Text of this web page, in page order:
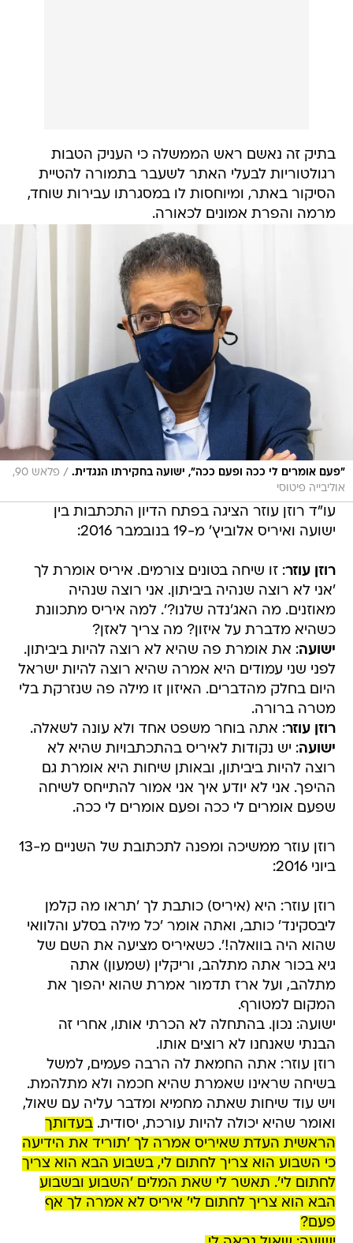
בתיק זה נאשם ראש הממשלה כי העניק הטבות
רגולטוריות לבעלי האתר לשעבר בתמורה להטיית
הסיקור באתר, ומיוחסות לו במסגרתו עבירות שוחד,
מרמה והפרת אמונים לכאורה.
"פעם אומרים לי ככה ופעם ככה", ישועה בחקירתו הנגדית. /
פלאש 90,
אוליבייה פיטוסי
עו"ד רוזן עוזר הציגה בפתח הדיון התכתבות בין
ישועה ואיריס אלוביץ' מ-19 בנובמבר 2016:
רוזן עוזר: זו שיחה בטונים צורמים. איריס אומרת לך
'אני לא רוצה שנהיה ביביתון. אני רוצה שנהיה
מאוזנים. מה האג'נדה שלנו?'. למה איריס מתכוונת
כשהיא מדברת על איזון? מה צריך לאזן?
ישועה: את אומרת פה שהיא לא רוצה להיות ביביתון.
לפני שני עמודים היא אמרה שהיא רוצה להיות ישראל
היום בחלק מהדברים. האיזון זו מילה פה שנזרקת בלי
מטרה ברורה.
רוזן עוזר: אתה בוחר משפט אחד ולא עונה לשאלה.
ישועה: יש נקודות לאיריס בהתכתבויות שהיא לא
רוצה להיות ביביתון, ובאותן שיחות היא אומרת גם
ההיפך. אני לא יודע איך אני אמור להתייחס לשיחה
שפעם אומרים לי ככה ופעם אומרים לי ככה.
רוזן עוזר ממשיכה ומפנה לתכתובת של השניים מ-13
ביוני 2016:
רוזן עוזר: היא (איריס) כותבת לך 'תראו מה קלמן
ליבסקינד' כותב, ואתה אומר 'כל מילה בסלע והלוואי
שהוא היה בוואלה!'. כשאיריס מציעה את השם של
גיא בכור אתה מתלהב, וריקלין (שמעון) אתה
מתלהב, ועל ארז תדמור אמרת שהוא יהפוך את
המקום למטורף.
ישועה: נכון. בהתחלה לא הכרתי אותו, אחרי זה
הבנתי שאנחנו לא רוצים אותו.
רוזן עוזר: אתה החמאת לה הרבה פעמים, למשל
בשיחה שראינו שאמרת שהיא חכמה ולא מתלהמת.
ויש עוד שיחות שאתה מחמיא ומדבר עליה עם שאול,
ואומר שהיא יכולה להיות עורכת, יסודית.בעדותך
הראשית העדת שאיריס אמרה לך 'תוריד את הידיעה
כי השבוע הוא צריך לחתום לי, בשבוע הבא הוא צריך
לחתום לי'. תאשר לי שאת המלים 'השבוע ובשבוע
הבא הוא צריך לחתום לי' איריס לא אמרה לך אף
פעם?